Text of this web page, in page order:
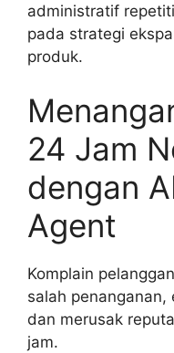
administratif
pada strategi
produk.
24 Jam
dengan
Agent
Komplain
salah
dan merusak
jam.